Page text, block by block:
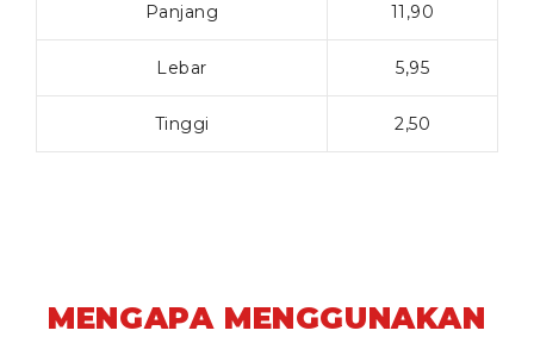
Panjang 11,90
Lebar 5,95
Tinggi 2,50
MENGAPA MENGGUNAKAN